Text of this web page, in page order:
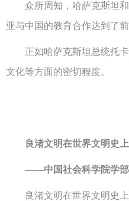
众所周知，哈萨克斯坦和
亚与中国的教育合作达到了
正如哈萨克斯坦总统托卡
文化等方面的密切程度。
良渚文明在世界文明史上
——中国社会科学院学部
良渚文明在世界文明史上